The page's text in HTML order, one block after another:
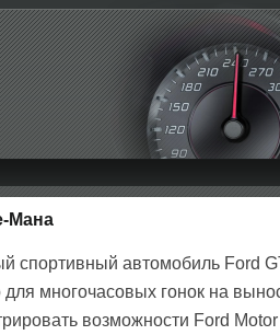
Мана
спортивный автомобиль Ford
для многочасовых гонок на
возможности Ford